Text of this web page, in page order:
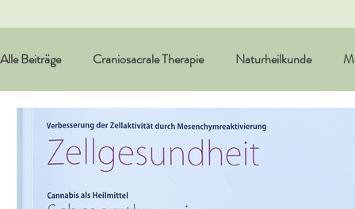
Alle Beiträge Craniosacrale Therapie Naturheilkunde
Vitamine/Spurenelemente Spiritualität